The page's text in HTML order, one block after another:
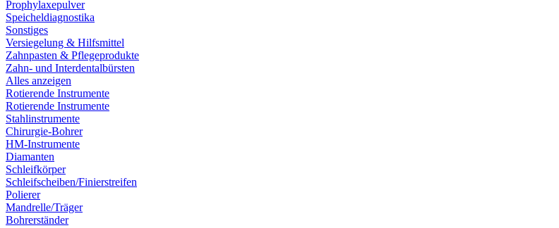
Prophylaxepulver
Speicheldiagnostika
Sonstiges
Versiegelung & Hilfsmittel
Zahnpasten & Pflegeprodukte
Zahn- und Interdentalbürsten
Alles anzeigen
Rotierende Instrumente
Rotierende Instrumente
Stahlinstrumente
Chirurgie-Bohrer
HM-Instrumente
Diamanten
Schleifkörper
Schleifscheiben/Finierstreifen
Polierer
Mandrelle/Träger
Bohrerständer